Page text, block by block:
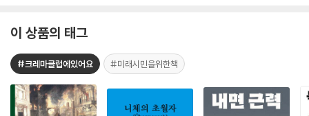
이 상품의 태그
#크레마클럽에있어요 #미래시민을위한책